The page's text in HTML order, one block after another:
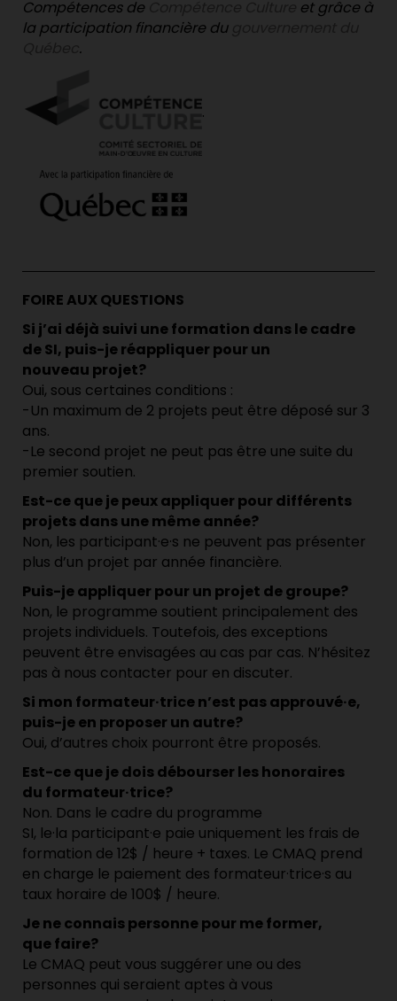
Compétences de
et grâce à
la participation financière du
.
.
FOIRE AUX QUESTIONS
Si j’ai déjà suivi une formation dans le cadre
de SI, puis-je réappliquer pour un
nouveau projet?
Oui, sous certaines conditions :
-Un maximum de 2 projets peut être déposé sur 3
ans.
-Le second projet ne peut pas être une suite du
premier soutien.
Est-ce que je peux appliquer pour différents
projets dans une même année?
Non, les participant·e·s ne peuvent pas présenter
plus d’un projet par année financière.
Puis-je appliquer pour un projet de groupe?
Non, le programme soutient principalement des
projets individuels. Toutefois, des exceptions
peuvent être envisagées au cas par cas. N’hésitez
pas à nous contacter pour en discuter.
Si mon formateur·trice n’est pas approuvé·e,
puis-je en proposer un autre?
Oui, d’autres choix pourront être proposés.
Est-ce que je dois débourser les honoraires
du formateur·trice?
Non. Dans le cadre du programme
SI, le·la participant·e paie uniquement les frais de
formation de 12$ / heure + taxes. Le CMAQ prend
en charge le paiement des formateur·trice·s au
taux horaire de 100$ / heure.
Je ne connais personne pour me former,
que faire?
Le CMAQ peut vous suggérer une ou des
personnes qui seraient aptes à vous